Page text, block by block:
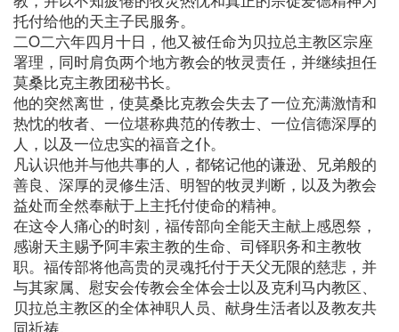
托付给他的天主子民服务。
二O二六年四月十日，他又被任命为贝拉总主教区宗座
署理，同时肩负两个地方教会的牧灵责任，并继续担任
莫桑比克主教团秘书长。
他的突然离世，使莫桑比克教会失去了一位充满激情和
热忱的牧者、一位堪称典范的传教士、一位信德深厚的
人，以及一位忠实的福音之仆。
凡认识他并与他共事的人，都铭记他的谦逊、兄弟般的
善良、深厚的灵修生活、明智的牧灵判断，以及为教会
益处而全然奉献于上主托付使命的精神。
在这令人痛心的时刻，福传部向全能天主献上感恩祭，
感谢天主赐予阿丰索主教的生命、司铎职务和主教牧
职。福传部将他高贵的灵魂托付于天父无限的慈悲，并
与其家属、慰安会传教会全体会士以及克利马内教区、
贝拉总主教区的全体神职人员、献身生活者以及教友共
同祈祷。